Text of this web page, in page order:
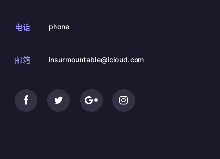
电话 phone
邮箱 insurmountable@icloud.com